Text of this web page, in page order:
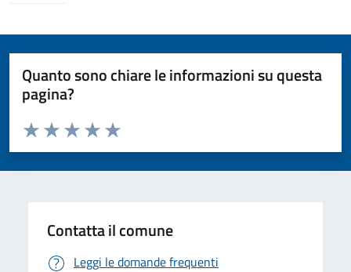
Quanto sono chiare le informazioni su questa
pagina?
Valuta da 1 a 5 stelle la pagina
Valuta 5 stelle su 5
Valuta 4 stelle su 5
Valuta 3 stelle su 5
Valuta 2 stelle su 5
Valuta 1 stelle su 5
Contatta il comune
Leggi le domande frequenti